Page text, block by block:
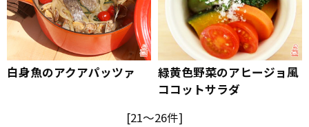
白身魚のアクアパッツァ
緑黄色野菜のアヒージョ風
ココットサラダ
[21～26件]